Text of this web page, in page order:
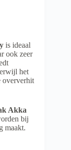
is ideaal
ook zeer
het
oververhit
Akka
bij
maakt.